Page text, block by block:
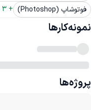
فوتوشاپ (Photoshop)
+
3
نمونه‌کارها
پروژه‌ها